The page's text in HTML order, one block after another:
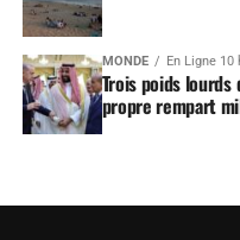
MONDE En Ligne 10
Trois poids
propre rempart